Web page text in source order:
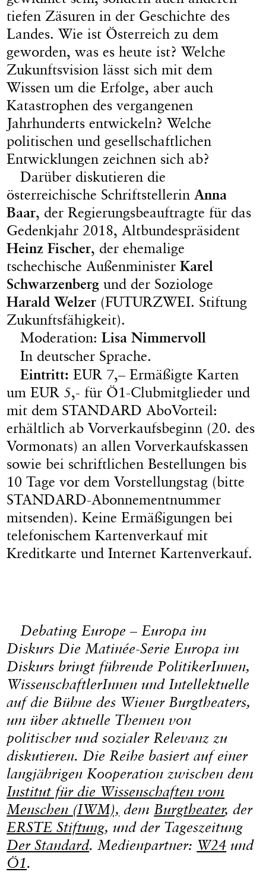
tiefen Zäsuren in der Geschichte des
Landes. Wie ist Österreich zu dem
geworden, was es heute ist? Welche
Zukunftsvision lässt sich mit dem
Wissen um die Erfolge, aber auch
Katastrophen des vergangenen
Jahrhunderts entwickeln? Welche
politischen und gesellschaftlichen
Entwicklungen zeichnen sich ab?
Darüber diskutieren die
österreichische SchriftstellerinAnna
Baar, der Regierungsbeauftragte für das
Gedenkjahr 2018, Altbundespräsident
Heinz Fischer, der ehemalige
tschechische AußenministerKarel
Schwarzenberg und der Soziologe
Harald Welzer (FUTURZWEI. Stiftung
Zukunftsfähigkeit).
Moderation: Lisa Nimmervoll
In deutscher Sprache.
Eintritt: EUR 7,– Ermäßigte Karten
um EUR 5,- für Ö1-Clubmitglieder und
mit dem STANDARD AboVorteil:
erhältlich ab Vorverkaufsbeginn (20. des
Vormonats) an allen Vorverkaufskassen
sowie bei schriftlichen Bestellungen bis
10 Tage vor dem Vorstellungstag (bitte
STANDARD-Abonnementnummer
mitsenden). Keine Ermäßigungen bei
telefonischem Kartenverkauf mit
Kreditkarte und Internet Kartenverkauf.
Debating Europe – Europa im
Diskurs Die Matinée-Serie Europa im
Diskurs bringt führende PolitikerInnen,
WissenschaftlerInnen und Intellektuelle
auf die Bühne des Wiener Burgtheaters,
um über aktuelle Themen von
politischer und sozialer Relevanz zu
diskutieren. Die Reihe basiert auf einer
langjährigen Kooperation zwischen dem
Institut für die Wissenschaften vom
Menschen (IWM), dem Burgtheater, der
ERSTE Stiftung, und der Tageszeitung
Der Standard. Medienpartner: W24 und
Ö1.